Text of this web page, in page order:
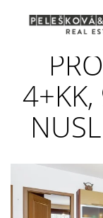
4+KK,